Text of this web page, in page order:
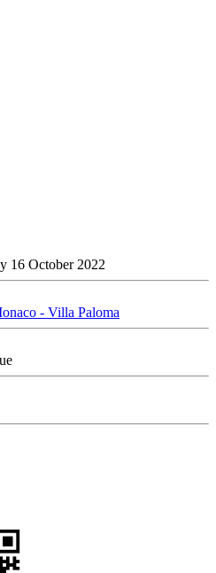
16 October 2022
- Villa Paloma